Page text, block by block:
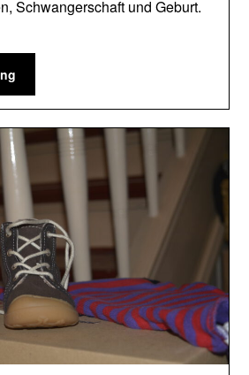
Schwangerschaft und Geburt.